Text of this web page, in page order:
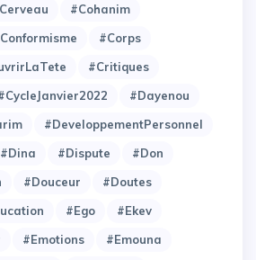
#Cohanim
#Corps
#Critiques
#Dayenou
#DeveloppementPersonnel
#Dina #Dispute
#Don
#Douceur
#Doutes
#Ego
#Ekev
#Emotions
#Emouna